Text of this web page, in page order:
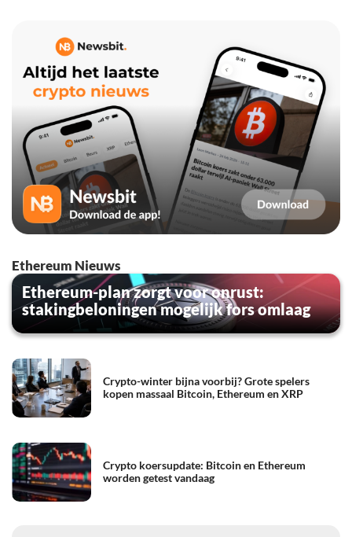
Ethereum Nieuws
Ethereum-plan zorgt voor onrust:
stakingbeloningen mogelijk fors omlaag
Crypto-winter bijna voorbij? Grote spelers
kopen massaal Bitcoin, Ethereum en XRP
Crypto koersupdate: Bitcoin en Ethereum
worden getest vandaag